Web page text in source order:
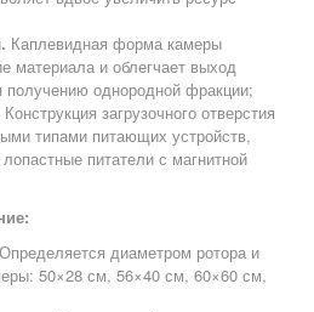
Каплевидная форма камеры
материала и облегчает выход
получению однородной фракции;
Конструкция загрузочного отверстия
типами питающих устройств,
питатели с магнитной
Определяется диаметром ротора и
50×28 см, 56×40 см, 60×60 см,